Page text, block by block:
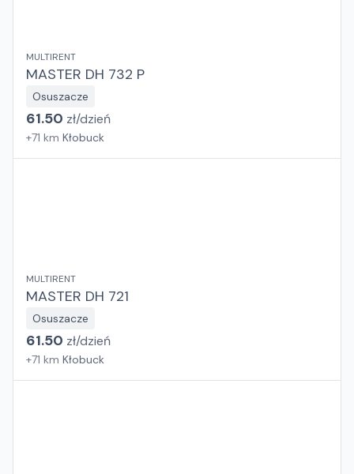
MULTIRENT
MASTER DH 732 P
Osuszacze
61.50 zł/dzień
+71 km Kłobuck
MULTIRENT
MASTER DH 721
Osuszacze
61.50 zł/dzień
+71 km Kłobuck